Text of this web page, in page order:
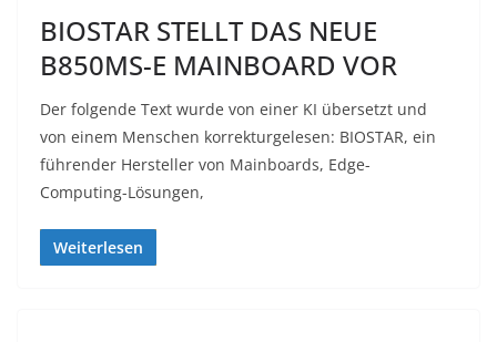
BIOSTAR STELLT DAS NEUE
B850MS-E MAINBOARD VOR
Der folgende Text wurde von einer KI übersetzt und
von einem Menschen korrekturgelesen: BIOSTAR, ein
führender Hersteller von Mainboards, Edge-
Computing-Lösungen,
Weiterlesen